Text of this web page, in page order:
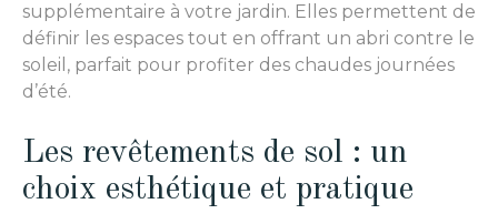
supplémentaire à votre jardin. Elles permettent de
définir les espaces tout en offrant un abri contre le
soleil, parfait pour profiter des chaudes journées
d’été.
Les revêtements de sol : un
choix esthétique et pratique